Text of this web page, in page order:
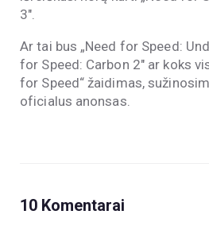
3″.
Ar tai bus „Need for Speed:
for Speed: Carbon 2″ ar koks
for Speed“ žaidimas,
oficialus anonsas.
10 Komentarai